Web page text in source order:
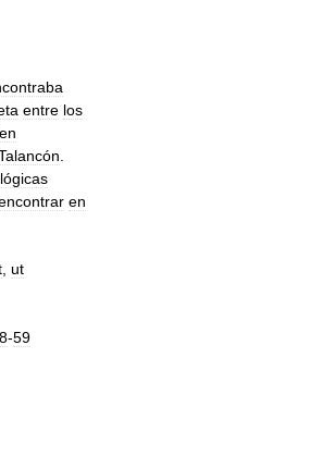
entre los
en
, ut
-59